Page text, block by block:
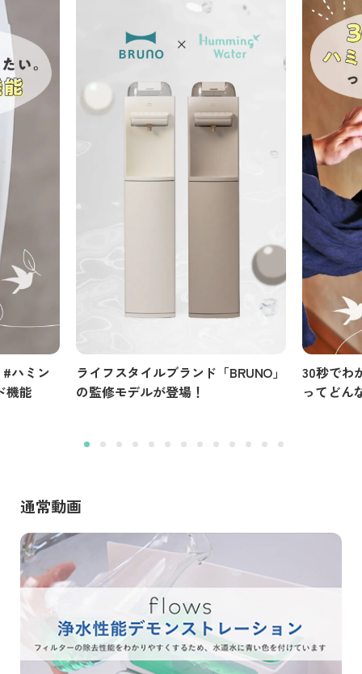
ハミン
機能
ライフスタイルブランド「BRUNO」
の監修モデルが登場！
30秒でわ
ってどん
Next
通常動画